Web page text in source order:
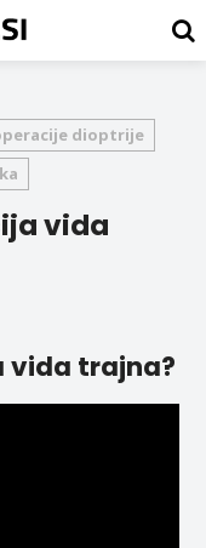
dioptrije
vida
vida trajna?